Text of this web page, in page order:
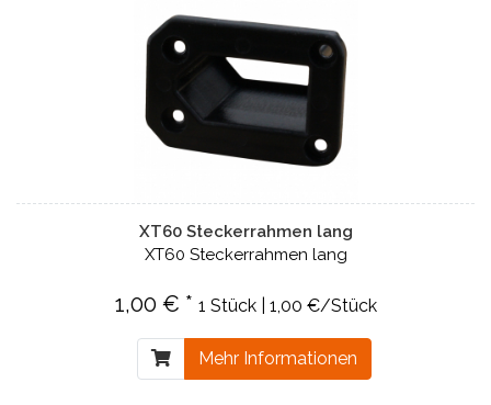
XT60 Steckerrahmen lang
XT60 Steckerrahmen lang
1,00 € * 1 Stück | 1,00 €/Stück
Mehr Informationen